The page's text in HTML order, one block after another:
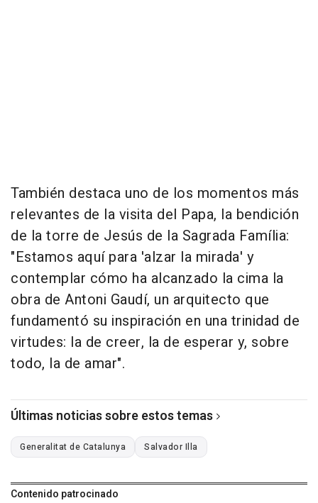
También destaca uno de los momentos más
relevantes de la visita del Papa, la bendición
de la torre de Jesús de la Sagrada Família:
"Estamos aquí para 'alzar la mirada' y
contemplar cómo ha alcanzado la cima la
obra de Antoni Gaudí, un arquitecto que
fundamentó su inspiración en una trinidad de
virtudes: la de creer, la de esperar y, sobre
todo, la de amar".
Últimas noticias sobre estos temas
Generalitat de Catalunya Salvador Illa
Contenido patrocinado